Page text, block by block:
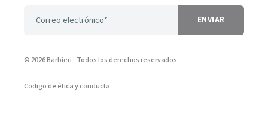
© 2026 Barbieri - Todos los derechos reservados
Codigo de ética y conducta